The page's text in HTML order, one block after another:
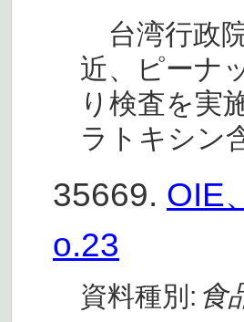
台湾行政
近、ピーナ
り検査を実
ラトキシン
35669. OIE
o.23
資料種別: 食